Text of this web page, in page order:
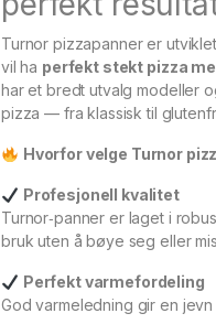
Turnor pizzapanner er
vil ha perfekt stekt pizza
har et bredt utvalg modeller
pizza — fra klassisk til
Hvorfor velge Turnor
Profesjonell kvalitet
Turnor‑panner er laget i
bruk uten å bøye seg eller
Perfekt varmefordeling
God varmeledning gir en